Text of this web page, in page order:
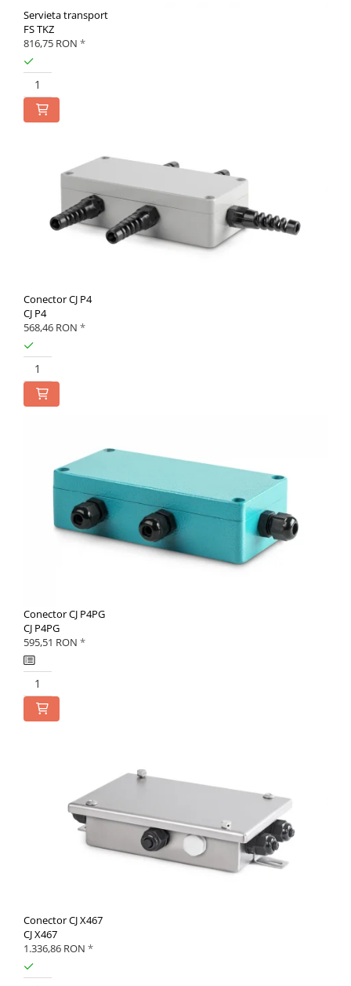
Servieta transport
FS TKZ
816,75 RON *
Conector CJ P4
CJ P4
568,46 RON *
Conector CJ P4PG
CJ P4PG
595,51 RON *
Conector CJ X467
CJ X467
1.336,86 RON *